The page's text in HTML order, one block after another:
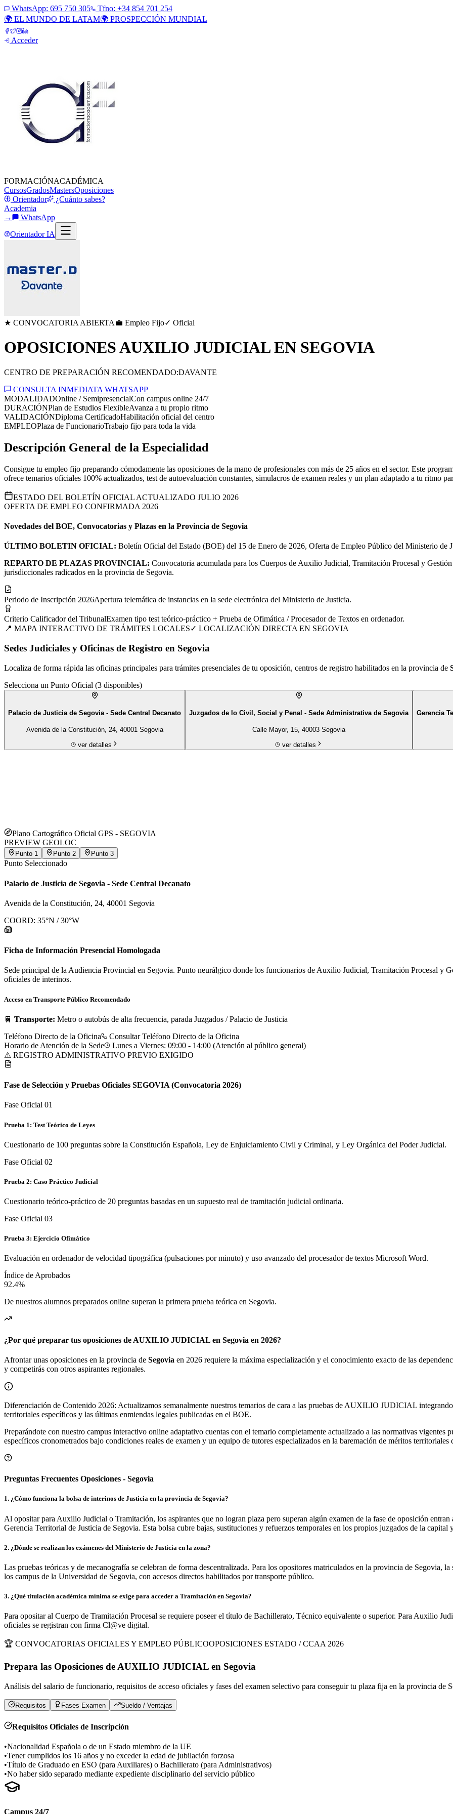
WhatsApp: 695 750 305
Tfno: +34 854 701 254
🌍 EL MUNDO DE LATAM🌍 PROSPECCIÓN MUNDIAL
Acceder
FORMACIÓNACADÉMICA
CursosGradosMastersOposiciones
Orientador
¿Cuánto sabes?
Academia
→
WhatsApp
Orientador IA
★ CONVOCATORIA ABIERTA 💼 Empleo Fijo✓ Oficial
OPOSICIONES AUXILIO JUDICIAL EN SEGOVIA
CENTRO DE PREPARACIÓN RECOMENDADO:DAVANTE
CONSULTA INMEDIATA WHATSAPP
MODALIDADOnline / SemipresencialCon campus online 24/7
DURACIÓNPlan de Estudios FlexibleAvanza a tu propio ritmo
VALIDACIÓNDiploma CertificadoHabilitación oficial del centro
EMPLEOPlaza de FuncionarioTrabajo fijo para toda la vida
Descripción General de la Especialidad
Consigue tu empleo fijo preparando cómodamente las oposiciones de la mano de profesionales con más de 25 años en el sector. Este
ofrece temarios oficiales 100% actualizados, test de autoevaluación constantes, simulacros de examen reales y un plan adaptado a tu ritmo
ESTADO DEL BOLETÍN OFICIAL ACTUALIZADO JULIO 2026
OFERTA DE EMPLEO CONFIRMADA 2026
Novedades del BOE, Convocatorias y Plazas en la Provincia de Segovia
ÚLTIMO BOLETIN OFICIAL: Boletín Oficial del Estado (BOE) del 15 de Enero de 2026, Oferta de Empleo Público del Ministerio de
REPARTO DE PLAZAS PROVINCIAL: Convocatoria acumulada para los Cuerpos de Auxilio Judicial, Tramitación Procesal y
jurisdiccionales radicados en la provincia de Segovia.
Periodo de Inscripción 2026Apertura telemática de instancias en la sede electrónica del Ministerio de Justicia.
Criterio Calificador del TribunalExamen tipo test teórico-práctico + Prueba de Ofimática / Procesador de Textos en ordenador.
📍 MAPA INTERACTIVO DE TRÁMITES LOCALES✓ LOCALIZACIÓN DIRECTA EN SEGOVIA
Sedes Judiciales y Oficinas de Registro en Segovia
Localiza de forma rápida las oficinas principales para trámites presenciales de tu oposición, centros de registro habilitados en la provincia de
Selecciona un Punto Oficial (3 disponibles)
Palacio de Justicia de Segovia - Sede Central Decanato
Avenida de la Constitución, 24, 40001 Segovia
ver detalles
Juzgados de lo Civil, Social y Penal - Sede Administrativa de Segovia
Calle Mayor, 15, 40003 Segovia
ver detalles
Gerencia
Plano Cartográfico Oficial GPS - SEGOVIA
PREVIEW GEOLOC
Punto 1 Punto 2 Punto 3
Punto Seleccionado
Palacio de Justicia de Segovia - Sede Central Decanato
Avenida de la Constitución, 24, 40001 Segovia
COORD: 35°N /30°W
Ficha de Información Presencial Homologada
Sede principal de la Audiencia Provincial en Segovia. Punto neurálgico donde los funcionarios de Auxilio Judicial, Tramitación Procesal y
oficiales de interinos.
Acceso en Transporte Público Recomendado
🚆 Transporte: Metro o autobús de alta frecuencia, parada Juzgados / Palacio de Justicia
Teléfono Directo de la Oficina
Consultar Teléfono Directo de la Oficina
Horario de Atención de la Sede
Lunes a Viernes: 09:00 - 14:00 (Atención al público general)
⚠ REGISTRO ADMINISTRATIVO PREVIO EXIGIDO
Fase de Selección y Pruebas Oficiales SEGOVIA (Convocatoria 2026)
Fase Oficial 01
Prueba 1: Test Teórico de Leyes
Cuestionario de 100 preguntas sobre la Constitución Española, Ley de Enjuiciamiento Civil y Criminal, y Ley Orgánica del Poder Judicial.
Fase Oficial 02
Prueba 2: Caso Práctico Judicial
Cuestionario teórico-práctico de 20 preguntas basadas en un supuesto real de tramitación judicial ordinaria.
Fase Oficial 03
Prueba 3: Ejercicio Ofimático
Evaluación en ordenador de velocidad tipográfica (pulsaciones por minuto) y uso avanzado del procesador de textos Microsoft Word.
Índice de Aprobados
92.4%
De nuestros alumnos preparados online superan la primera prueba teórica en Segovia.
¿Por qué preparar tus oposiciones de AUXILIO JUDICIAL en Segovia en 2026?
Afrontar unas oposiciones en la provincia de Segovia en 2026 requiere la máxima especialización y el conocimiento exacto de las
y competirás con otros aspirantes regionales.
Diferenciación de Contenido 2026: Actualizamos semanalmente nuestros temarios de cara a las pruebas de AUXILIO JUDICIAL
territoriales específicos y las últimas enmiendas legales publicadas en el BOE.
Preparándote con nuestro campus interactivo online adaptativo cuentas con el temario completamente actualizado a las normativas
específicos cronometrados bajo condiciones reales de examen y un equipo de tutores especializados en la baremación de méritos territoriales
Preguntas Frecuentes Oposiciones - Segovia
1. ¿Cómo funciona la bolsa de interinos de Justicia en la provincia de Segovia?
Al opositar para Auxilio Judicial o Tramitación, los aspirantes que no logran plaza pero superan algún examen de la fase de oposición
Gerencia Territorial de Justicia de Segovia. Esta bolsa cubre bajas, sustituciones y refuerzos temporales en los propios juzgados de la
2. ¿Dónde se realizan los exámenes del Ministerio de Justicia en la zona?
Las pruebas teóricas y de mecanografía se celebran de forma descentralizada. Para los opositores matriculados en la provincia de Segovia,
los campus de la Universidad de Segovia, con accesos directos habilitados por transporte público.
3. ¿Qué titulación académica mínima se exige para acceder a Tramitación en Segovia?
Para opositar al Cuerpo de Tramitación Procesal se requiere poseer el título de Bachillerato, Técnico equivalente o superior. Para Auxilio
oficiales se registran con firma Cl@ve digital.
🏆 CONVOCATORIAS OFICIALES Y EMPLEO PÚBLICOOPOSICIONES ESTADO / CCAA 2026
Prepara las Oposiciones de AUXILIO JUDICIAL en Segovia
Análisis del salario de funcionario, requisitos de acceso oficiales y fases del examen selectivo para conseguir tu plaza fija en la provincia de
Requisitos Fases Examen Sueldo / Ventajas
Requisitos Oficiales de Inscripción
•Nacionalidad Española o de un Estado miembro de la UE
•Tener cumplidos los 16 años y no exceder la edad de jubilación forzosa
•Título de Graduado en ESO (para Auxiliares) o Bachillerato (para Administrativos)
•No haber sido separado mediante expediente disciplinario del servicio público
Campus 24/7